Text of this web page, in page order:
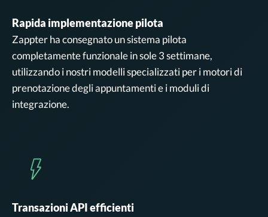
Rapida implementazione pilota
Zappter ha consegnato un sistema pilota
completamente funzionale in sole 3 settimane,
utilizzando i nostri modelli specializzati per i motori di
prenotazione degli appuntamenti e i moduli di
integrazione.
Transazioni API efficienti